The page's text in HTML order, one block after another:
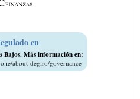
en
Bajos. Más información en:
about-degiro/governance